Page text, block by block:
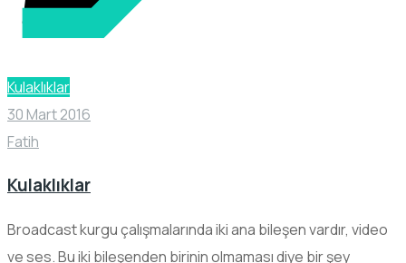
Kulaklıklar
30 Mart 2016
Fatih
Kulaklıklar
Broadcast kurgu çalışmalarında iki ana bileşen vardır, video
ve ses. Bu iki bileşenden birinin olmaması diye bir şey